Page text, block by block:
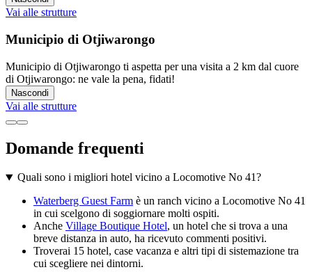
Vai alle strutture
Municipio di Otjiwarongo
Municipio di Otjiwarongo ti aspetta per una visita a 2 km dal cuore
di Otjiwarongo: ne vale la pena, fidati!
Nascondi
Vai alle strutture
Domande frequenti
Quali sono i migliori hotel vicino a Locomotive No 41?
Waterberg Guest Farm è un ranch vicino a Locomotive No 41
in cui scelgono di soggiornare molti ospiti.
Anche Village Boutique Hotel, un hotel che si trova a una
breve distanza in auto, ha ricevuto commenti positivi.
Troverai 15 hotel, case vacanza e altri tipi di sistemazione tra
cui scegliere nei dintorni.